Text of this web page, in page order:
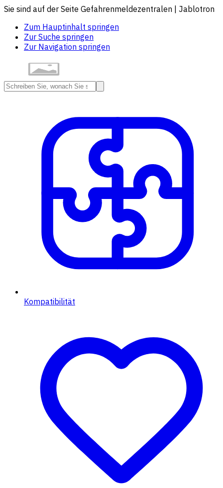
Sie sind auf der Seite Gefahrenmeldezentralen | Jablotron
Zum Hauptinhalt springen
Zur Suche springen
Zur Navigation springen
Kompatibilität